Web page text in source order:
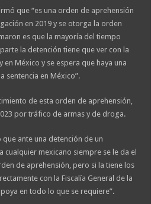
que “es una orden de aprehensión
en 2019 y se otorga la orden
es que la mayoría del tiempo
la detención tiene que ver con la
México y se espera que haya una
sentencia en México”.
de esta orden de aprehensión,
por tráfico de armas y de droga.
ante una detención de un
cualquier mexicano siempre se le da el
de aprehensión, pero si la tiene los
con la Fiscalía General de la
en todo lo que se requiere”.